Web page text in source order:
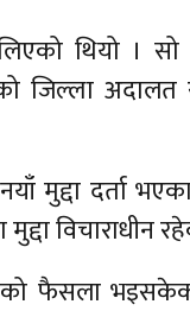
थियो ।
जिल्ला अदालत
मुद्दा दर्ता
विचाराधीन
फैसला भइसकेको